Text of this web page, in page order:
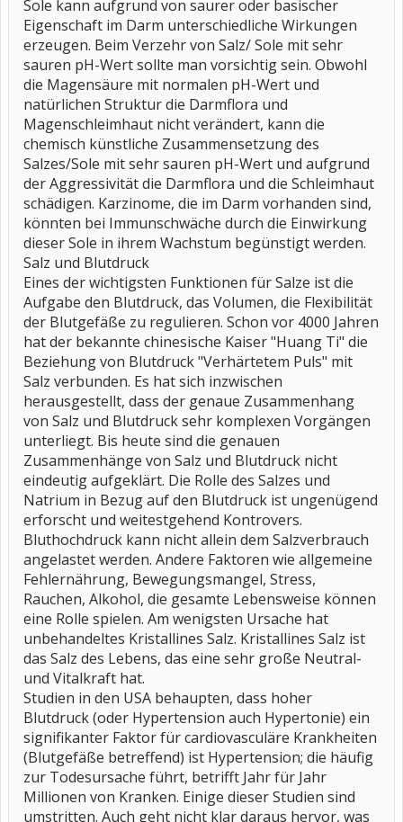
Sole kann aufgrund von saurer oder basischer
Eigenschaft im Darm unterschiedliche Wirkungen
erzeugen. Beim Verzehr von Salz/ Sole mit sehr
sauren pH-Wert sollte man vorsichtig sein. Obwohl
die Magensäure mit normalen pH-Wert und
natürlichen Struktur die Darmflora und
Magenschleimhaut nicht verändert, kann die
chemisch künstliche Zusammensetzung des
Salzes/Sole mit sehr sauren pH-Wert und aufgrund
der Aggressivität die Darmflora und die Schleimhaut
schädigen. Karzinome, die im Darm vorhanden sind,
könnten bei Immunschwäche durch die Einwirkung
dieser Sole in ihrem Wachstum begünstigt werden.
Salz und Blutdruck
Eines der wichtigsten Funktionen für Salze ist die
Aufgabe den Blutdruck, das Volumen, die Flexibilität
der Blutgefäße zu regulieren. Schon vor 4000 Jahren
hat der bekannte chinesische Kaiser "Huang Ti" die
Beziehung von Blutdruck "Verhärtetem Puls" mit
Salz verbunden. Es hat sich inzwischen
herausgestellt, dass der genaue Zusammenhang
von Salz und Blutdruck sehr komplexen Vorgängen
unterliegt. Bis heute sind die genauen
Zusammenhänge von Salz und Blutdruck nicht
eindeutig aufgeklärt. Die Rolle des Salzes und
Natrium in Bezug auf den Blutdruck ist ungenügend
erforscht und weitestgehend Kontrovers.
Bluthochdruck kann nicht allein dem Salzverbrauch
angelastet werden. Andere Faktoren wie allgemeine
Fehlernährung, Bewegungsmangel, Stress,
Rauchen, Alkohol, die gesamte Lebensweise können
eine Rolle spielen. Am wenigsten Ursache hat
unbehandeltes Kristallines Salz. Kristallines Salz ist
das Salz des Lebens, das eine sehr große Neutral-
und Vitalkraft hat.
Studien in den USA behaupten, dass hoher
Blutdruck (oder Hypertension auch Hypertonie) ein
signifikanter Faktor für cardiovasculäre Krankheiten
(Blutgefäße betreffend) ist Hypertension; die häufig
zur Todesursache führt, betrifft Jahr für Jahr
Millionen von Kranken. Einige dieser Studien sind
umstritten. Auch geht nicht klar daraus hervor, was